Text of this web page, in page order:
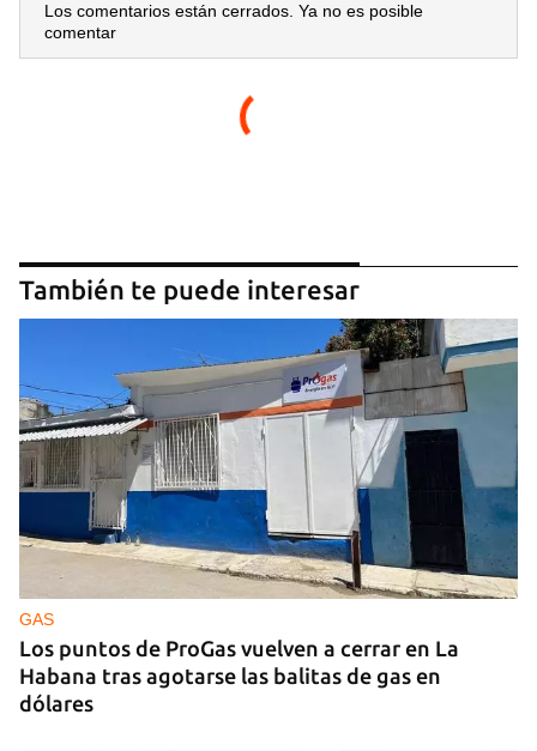
Los comentarios están cerrados. Ya no es posible
comentar
También te puede interesar
GAS
Los puntos de ProGas vuelven a cerrar en La
Habana tras agotarse las balitas de gas en
dólares